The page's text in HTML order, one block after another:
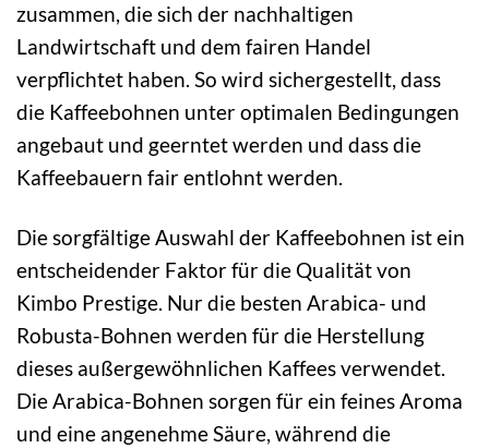
zusammen, die sich der nachhaltigen
Landwirtschaft und dem fairen Handel
verpflichtet haben. So wird sichergestellt, dass
die Kaffeebohnen unter optimalen Bedingungen
angebaut und geerntet werden und dass die
Kaffeebauern fair entlohnt werden.
Die sorgfältige Auswahl der Kaffeebohnen ist ein
entscheidender Faktor für die Qualität von
Kimbo Prestige. Nur die besten Arabica- und
Robusta-Bohnen werden für die Herstellung
dieses außergewöhnlichen Kaffees verwendet.
Die Arabica-Bohnen sorgen für ein feines Aroma
und eine angenehme Säure, während die